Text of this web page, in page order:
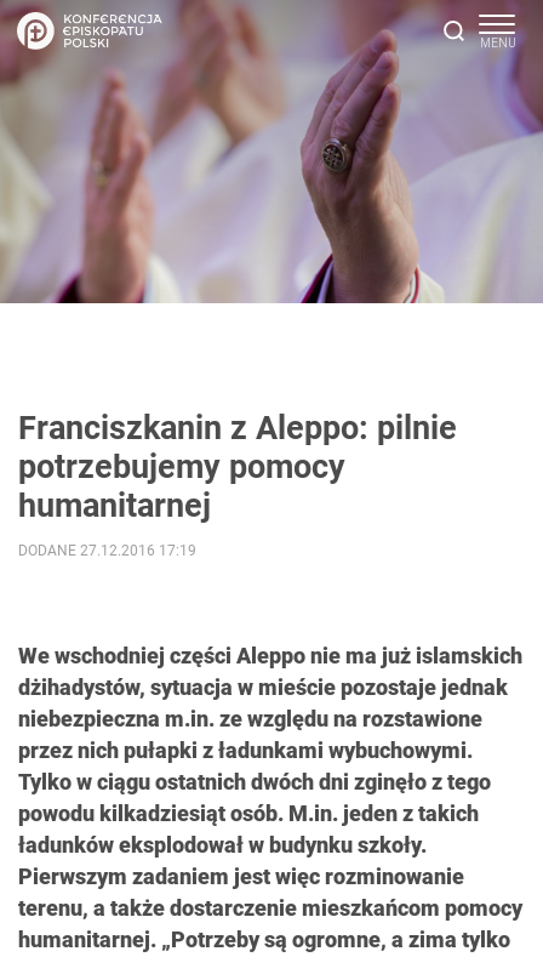
Franciszkanin z Aleppo: pilnie
potrzebujemy pomocy
humanitarnej
We wschodniej części Aleppo nie ma już islamskich
dżihadystów, sytuacja w mieście pozostaje jednak
niebezpieczna m.in. ze względu na rozstawione
przez nich pułapki z ładunkami wybuchowymi.
Tylko w ciągu ostatnich dwóch dni zginęło z tego
powodu kilkadziesiąt osób. M.in. jeden z takich
ładunków eksplodował w budynku szkoły.
Pierwszym zadaniem jest więc rozminowanie
terenu, a także dostarczenie mieszkańcom pomocy
humanitarnej. „Potrzeby są ogromne, a zima tylko
DODANE 27.12.2016 17:19